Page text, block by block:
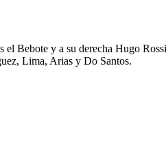
Bebote y a su derecha Hugo
Lima, Arias y Do Santos.